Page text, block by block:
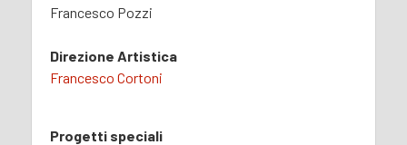
Francesco Pozzi
Direzione Artistica
Francesco Cortoni
Progetti speciali